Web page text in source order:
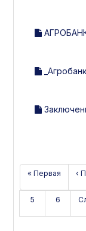
« Первая ‹
5 6